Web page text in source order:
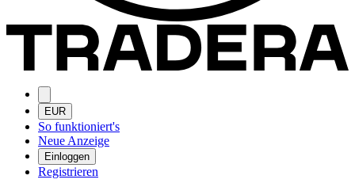
EUR
So funktioniert's
Neue Anzeige
Einloggen
Registrieren